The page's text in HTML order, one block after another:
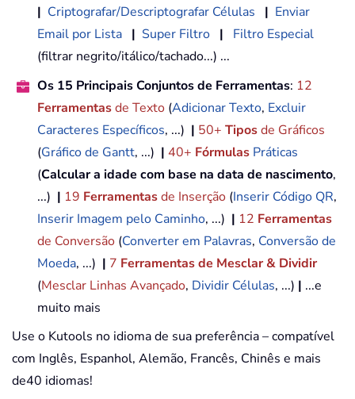
| Criptografar/Descriptografar Células | Enviar
Email por Lista | Super Filtro |
Filtro Especial
(filtrar negrito/itálico/tachado...) ...
Os 15 Principais Conjuntos de Ferramentas: 12
Ferramentasde Texto (Adicionar Texto, Excluir
Caracteres Específicos, ...) | 50+ Tiposde Gráficos
(Gráfico de Gantt, ...) | 40+ Fórmulas Práticas
(Calcular a idade com base na data de nascimento,
...) | 19 Ferramentasde Inserção (Inserir Código QR,
Inserir Imagem pelo Caminho, ...) | 12 Ferramentas
de Conversão (Converter em Palavras, Conversão de
Moeda, ...) | 7 Ferramentas de Mesclar & Dividir
(Mesclar Linhas Avançado, Dividir Células, ...) | ...e
muito mais
Use o Kutools no idioma de sua preferência – compatível
com Inglês, Espanhol, Alemão, Francês, Chinês e mais
de40 idiomas!